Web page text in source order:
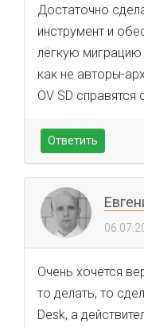
Достаточно
инструмент и
лёгкую миграцию
как не авторы-
OV SD справятся
Ответить
Очень хочется
то делать, то
Desk, а